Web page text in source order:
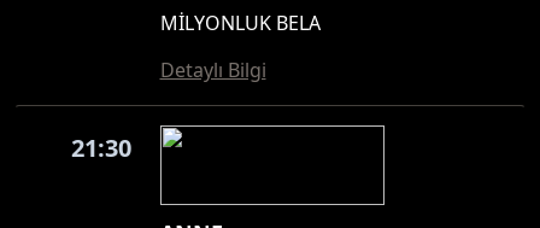
MİLYONLUK BELA
Detaylı Bilgi
21:30